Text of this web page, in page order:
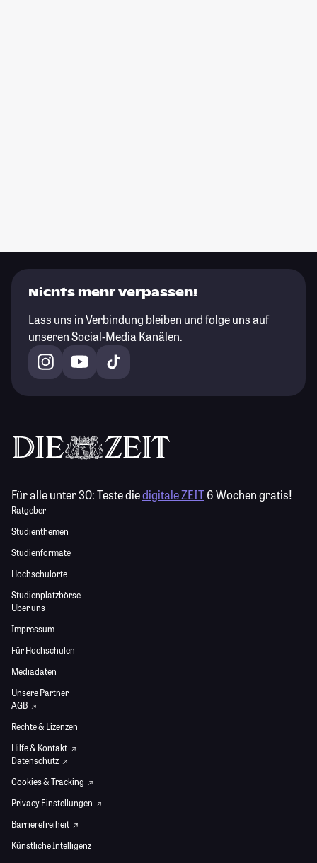
Nichts mehr verpassen!
Lass uns in Verbindung bleiben und folge uns auf
unseren Social-Media Kanälen.
Für alle unter 30:Teste diedigitale ZEIT6 Wochen gratis!
Ratgeber
Studienthemen
Studienformate
Hochschulorte
Studienplatzbörse
Über uns
Impressum
Für Hochschulen
Mediadaten
Unsere Partner
AGB
Rechte & Lizenzen
Hilfe & Kontakt
Datenschutz
Cookies & Tracking
Privacy Einstellungen
Barrierefreiheit
Künstliche Intelligenz